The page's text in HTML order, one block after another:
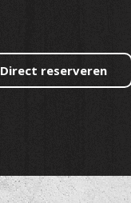
Direct reserveren